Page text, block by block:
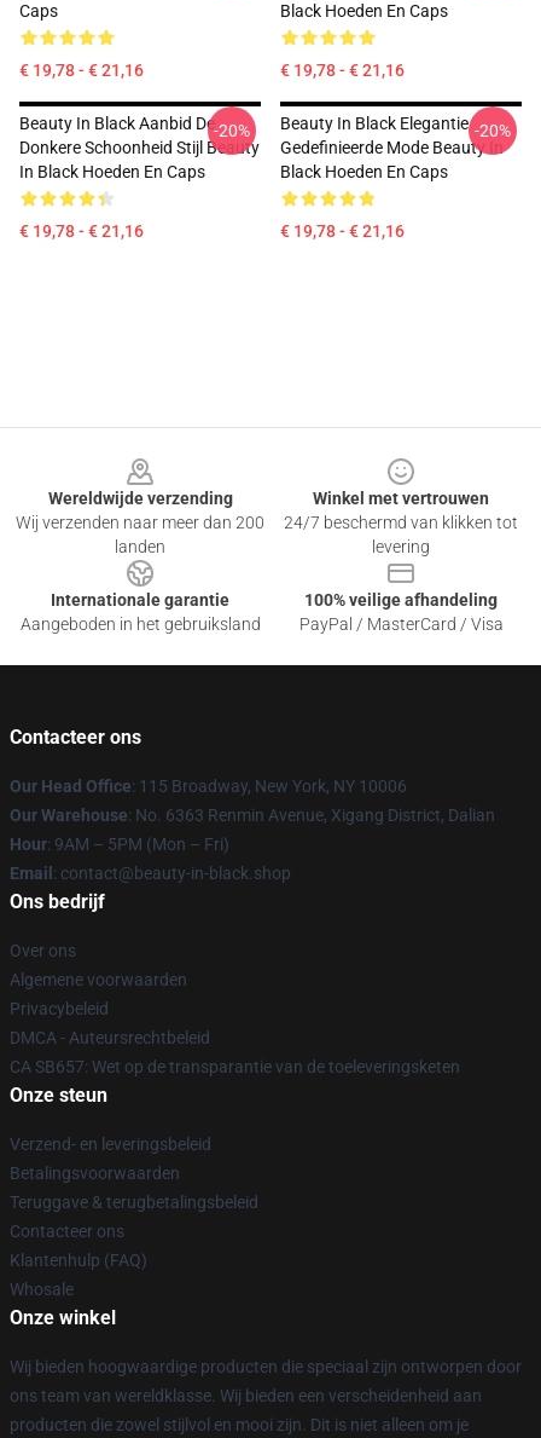
Caps
€ 19,78 - € 21,16
Black Hoeden En Caps
€ 19,78 - € 21,16
Beauty In Black Aanbid De
Donkere Schoonheid Stijl Beauty
In Black Hoeden En Caps
€ 19,78 - € 21,16
-20%
Beauty In Black Elegantie
Gedefinieerde Mode Beauty In
Black Hoeden En Caps
€ 19,78 - € 21,16
-20%
Wereldwijde verzending
Wij verzenden naar meer dan 200
landen
Winkel met vertrouwen
24/7 beschermd van klikken tot
levering
Internationale garantie
Aangeboden in het gebruiksland
100% veilige afhandeling
PayPal / MasterCard / Visa
Contacteer ons
Our Head Office: 115 Broadway, New York, NY 10006
Our Warehouse: No. 6363 Renmin Avenue, Xigang District, Dalian
Hour: 9AM – 5PM (Mon – Fri)
Email : contact@beauty-in-black.shop
Ons bedrijf
Over ons
Algemene voorwaarden
Privacybeleid
DMCA - Auteursrechtbeleid
CA SB657: Wet op de transparantie van de toeleveringsketen
Onze steun
Verzend- en leveringsbeleid
Betalingsvoorwaarden
Teruggave & terugbetalingsbeleid
Contacteer ons
Klantenhulp (FAQ)
Whosale
Onze winkel
Wij bieden hoogwaardige producten die speciaal zijn ontworpen door
ons team van wereldklasse. Wij bieden een verscheidenheid aan
producten die zowel stijlvol en mooi zijn. Dit is niet alleen om je